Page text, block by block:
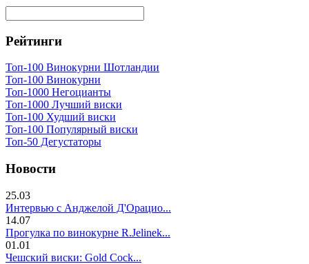
Рейтинги
Топ-100 Винокурни Шотландии
Топ-100 Винокурни
Топ-1000 Негоцианты
Топ-1000 Лучший виски
Топ-100 Худший виски
Топ-100 Популярный виски
Топ-50 Дегустаторы
Новости
25.03
Интервью с Анджелой Д'Орацио...
14.07
Прогулка по винокурне R.Jelinek...
01.01
Чешский виски: Gold Cock...